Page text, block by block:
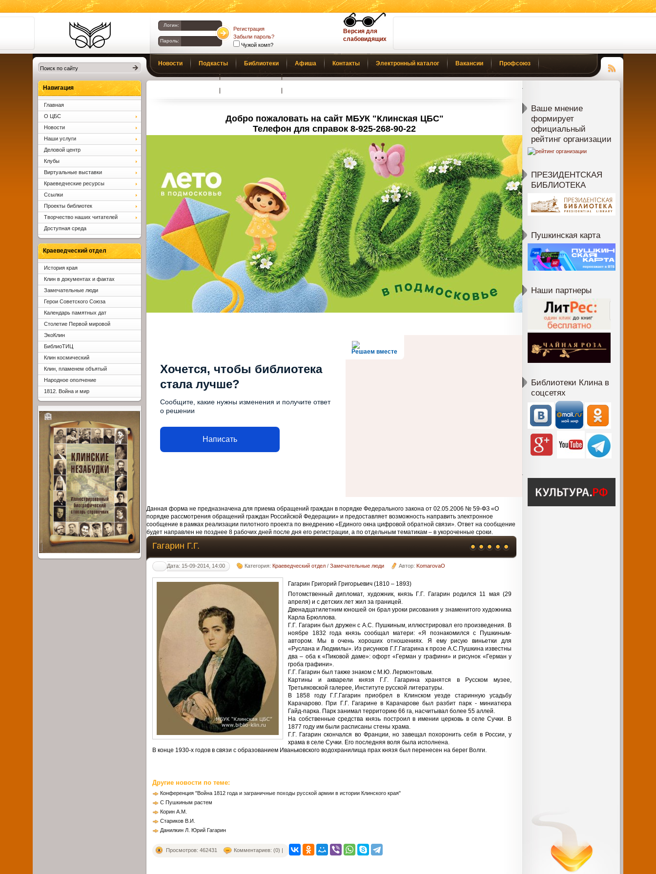
Библиотеки
Клина. Клинская
ЦБС.
Логин:
Пароль:
Регистрация
Забыли пароль?
Чужой комп?
Версия для
слабовидящих
Новости Подкасты Библиотеки Афиша Контакты Электронный каталог Вакансии Профсоюз
Чтение
Добро пожаловать на сайт МБУК "Клинская ЦБС"
Телефон для справок 8-925-268-90-22
Решаем вместе
Хочется, чтобы библиотека
стала лучше?
Сообщите, какие нужны изменения и получите ответ
о решении
Написать
Данная форма не предназначена для приема обращений граждан в порядке Федерального закона от 02.05.2006 № 59-ФЗ «О
порядке рассмотрения обращений граждан Российской Федерации» и предоставляет возможность направить электронное
сообщение в рамках реализации пилотного проекта по внедрению «Единого окна цифровой обратной связи». Ответ на сообщение
будет направлен не позднее 8 рабочих дней после дня его регистрации, а по отдельным тематикам – в укороченные сроки.
Гагарин Г.Г.
Дата: 15-09-2014, 14:00 Категория:Краеведческий отдел /Замечательные люди Автор:KomarovaO
Гагарин Григорий Григорьевич (1810 – 1893)
Потомственный дипломат, художник, князь Г.Г. Гагарин родился 11 мая (29
апреля) и с детских лет жил за границей.
Двенадцатилетним юношей он брал уроки рисования у знаменитого художника
Карла Брюллова.
Г.Г. Гагарин был дружен с А.С. Пушкиным, иллюстрировал его произведения. В
ноябре 1832 года князь сообщал матери: «Я познакомился с Пушкиным-
автором. Мы в очень хороших отношениях. Я ему рисую виньетки для
«Руслана и Людмилы». Из рисунков Г.Г.Гагарина к прозе А.С.Пушкина известны
два – оба к «Пиковой даме»: офорт «Герман у графини» и рисунок «Герман у
гроба графини».
Г.Г. Гагарин был также знаком с М.Ю. Лермонтовым.
Картины и акварели князя Г.Г. Гагарина хранятся в Русском музее,
Третьяковской галерее, Институте русской литературы.
В 1858 году Г.Г.Гагарин приобрел в Клинском уезде старинную усадьбу
Карачарово. При Г.Г. Гагарине в Карачарове был разбит парк - миниатюра
Гайд-парка. Парк занимал территорию 66 га, насчитывал более 55 аллей.
На собственные средства князь построил в имении церковь в селе Сучки. В
1877 году им были расписаны стены храма.
Г.Г. Гагарин скончался во Франции, но завещал похоронить себя в России, у
храма в селе Сучки. Его последняя воля была исполнена.
В конце 1930-х годов в связи с образованием Иваньковского водохранилища прах князя был перенесен на берег Волги.
Другие новости по теме:
Конференция "Война 1812 года и заграничные походы русской армии в истории Клинского края"
С Пушкиным растем
Корин А.М.
Стариков В.И.
Данилкин Л. Юрий Гагарин
Просмотров: 462431 Комментариев: (0) |
Ваше мнение
формирует
официальный
рейтинг организации
ПРЕЗИДЕНТСКАЯ
БИБЛИОТЕКА
Пушкинская карта
Наши партнеры
Библиотеки Клина в
соцсетях
Навигация
Главная
О ЦБС
Новости
Наши услуги
Деловой центр
Клубы
Виртуальные выставки
Краеведческие ресурсы
Ссылки
Проекты библиотек
Творчество наших читателей
Доступная среда
Краеведческий отдел
История края
Клин в документах и фактах
Замечательные люди
Герои Советского Союза
Календарь памятных дат
Столетие Первой мировой
ЭкоКлин
БиблиоТИЦ
Клин космический
Клин, пламенем объятый
Народное ополчение
1812. Война и мир